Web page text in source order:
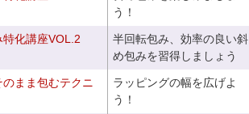
う！
特化講座VOL.2
半回転包み、効率の良い斜
め包みを習得しましょう
まま包むテクニ
ラッピングの幅を広げよ
う！